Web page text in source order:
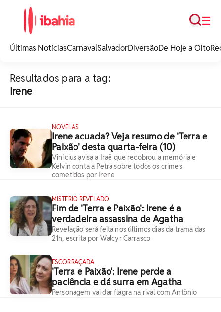
noticias e
☰
Busca
Últimas NotíciasCarnavalSalvadorDiversãoDe Hoje a Oito
Resultados para a tag:
Irene
NOVELAS
Irene acuada? Veja resumo de 'Terra e
Paixão' desta quarta-feira (10)
Vinícius avisa a Iraê que recobrou a memória e
Kelvin conta a Petra sobre todos os crimes
cometidos por Irene
MISTÉRIO REVELADO
Fim de 'Terra e Paixão': Irene é a
verdadeira assassina de Agatha
Revelação será feita nos últimos dias da trama das
21h, escrita por Walcyr Carrasco
ESCORRAÇADA
'Terra e Paixão': Irene perde a
paciência e dá surra em Agatha
Personagem vai dar flagra na rival com Antônio